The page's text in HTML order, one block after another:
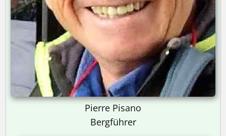
Pierre Pisano
Bergführer